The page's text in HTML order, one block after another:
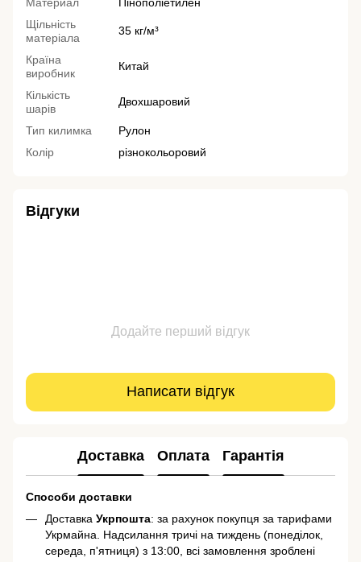
Щільність
матеріала
35 кг/м³
Країна
виробник
Китай
Кількість
шарів
Двохшаровий
Тип килимка
Рулон
Колір
різнокольоровий
Відгуки
Додайте перший відгук
Написати відгук
Доставка Оплата Гарантія
Способи доставки
Доставка Укрпошта: за рахунок покупця за тарифами
Укрмайна. Надсилання тричі на тиждень (понеділок,
середа, п'ятниця) з 13:00, всі замовлення зроблені